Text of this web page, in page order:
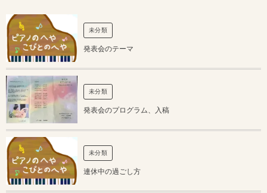
未分類
発表会のテーマ
未分類
発表会のプログラム、入稿
未分類
連休中の過ごし方